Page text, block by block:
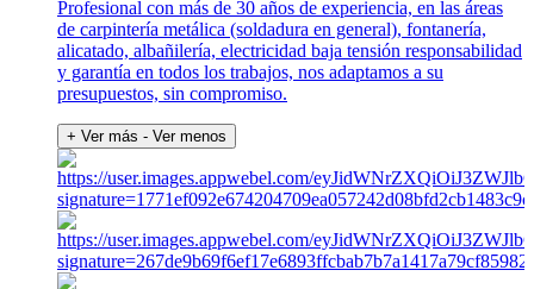
Profesional con más de 30 años de experiencia, en las áreas
de carpintería metálica (soldadura en general), fontanería,
alicatado, albañilería, electricidad baja tensión responsabilidad
y garantía en todos los trabajos, nos adaptamos a su
presupuestos, sin compromiso.
+ Ver más - Ver menos